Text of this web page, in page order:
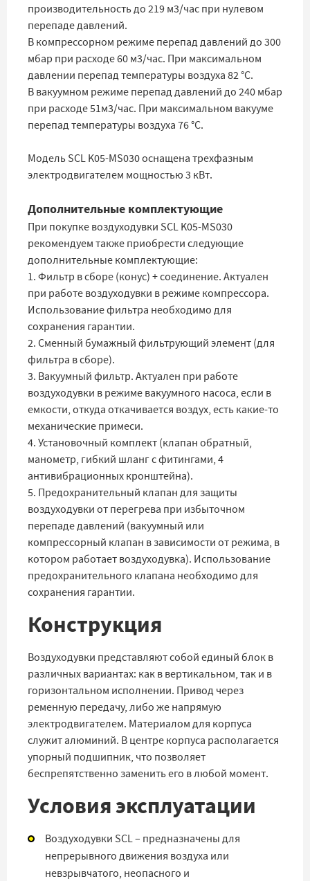
производительность до 219 м3/час при нулевом
перепаде давлений.
В компрессорном режиме перепад давлений до 300
мбар при расходе 60 м3/час. При максимальном
давлении перепад температуры воздуха 82 °C.
В вакуумном режиме перепад давлений до 240 мбар
при расходе 51м3/час. При максимальном вакууме
перепад температуры воздуха 76 °C.
Модель SCL K05-MS030 оснащена трехфазным
электродвигателем мощностью 3 кВт.
Дополнительные комплектующие
При покупке воздуходувки SCL K05-MS030
рекомендуем также приобрести следующие
дополнительные комплектующие:
1. Фильтр в сборе (конус) + соединение. Актуален
при работе воздуходувки в режиме компрессора.
Использование фильтра необходимо для
сохранения гарантии.
2. Сменный бумажный фильтрующий элемент (для
фильтра в сборе).
3. Вакуумный фильтр. Актуален при работе
воздуходувки в режиме вакуумного насоса, если в
емкости, откуда откачивается воздух, есть какие-то
механические примеси.
4. Установочный комплект (клапан обратный,
манометр, гибкий шланг с фитингами, 4
антивибрационных кронштейна).
5. Предохранительный клапан для защиты
воздуходувки от перегрева при избыточном
перепаде давлений (вакуумный или
компрессорный клапан в зависимости от режима, в
котором работает воздуходувка). Использование
предохранительного клапана необходимо для
сохранения гарантии.
Конструкция
Воздуходувки представляют собой единый блок в
различных вариантах: как в вертикальном, так и в
горизонтальном исполнении. Привод через
ременную передачу, либо же напрямую
электродвигателем. Материалом для корпуса
служит алюминий. В центре корпуса располагается
упорный подшипник, что позволяет
беспрепятственно заменить его в любой момент.
Условия эксплуатации
Воздуходувки SCL – предназначены для
непрерывного движения воздуха или
невзрывчатого, неопасного и